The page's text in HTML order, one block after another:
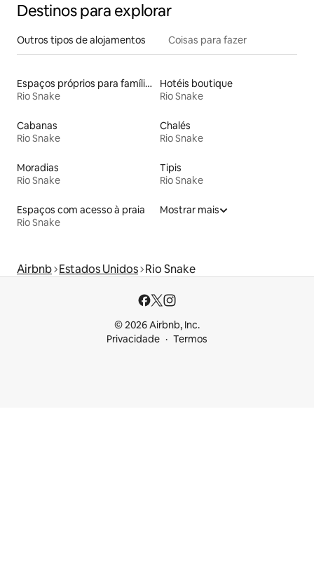
Destinos para explorar
Outros tipos de alojamentos Coisas para fazer
Espaços próprios para famílias
Rio Snake
Hotéis boutique
Rio Snake
Cabanas
Rio Snake
Chalés
Rio Snake
Moradias
Rio Snake
Tipis
Rio Snake
Espaços com acesso à praia
Rio Snake
Mostrar mais
Airbnb Estados Unidos Rio Snake
© 2026 Airbnb, Inc.
Privacidade
Termos